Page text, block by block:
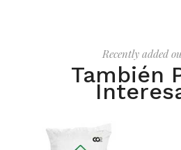
Recently added
También